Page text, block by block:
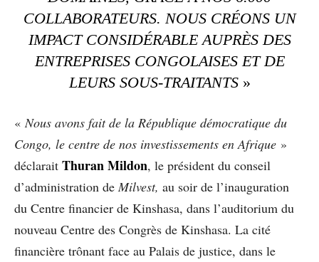
COLLABORATEURS. NOUS CRÉONS UN
IMPACT CONSIDÉRABLE AUPRÈS DES
ENTREPRISES CONGOLAISES ET DE
LEURS SOUS-TRAITANTS »
« Nous avons fait de la République démocratique du
Congo, le centre de nos investissements en Afrique »
déclarait Thuran Mildon, le président du conseil
d’administration de Milvest, au soir de l’inauguration
du Centre financier de Kinshasa, dans l’auditorium du
nouveau Centre des Congrès de Kinshasa. La cité
financière trônant face au Palais de justice, dans le